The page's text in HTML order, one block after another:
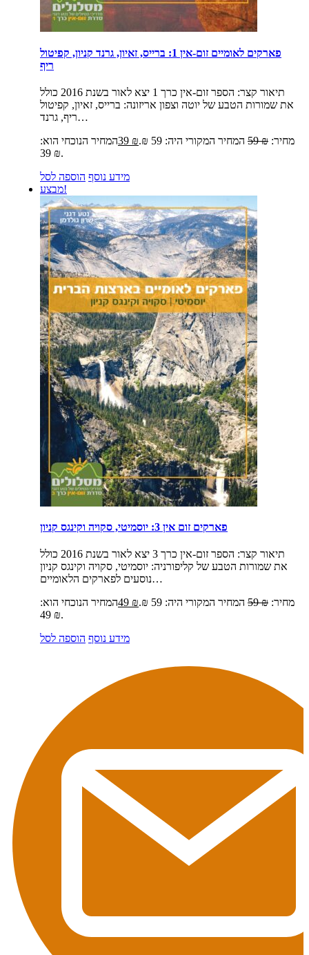
פארקים לאומיים זום-אין 1: ברייס, זאיון, גרנד קניון, קפיטול
ריף
תיאור קצר:
הספר זום-אין כרך 1 יצא לאור בשנת 2016 כולל
את שמורות הטבע של יוטה וצפון אריזונה: ברייס, זאיון, קפיטול
ריף, גרנד…
מחיר:
59₪ המחיר המקורי היה: 59 ₪. 39 ₪
המחיר הנוכחי הוא:
39 ₪.
מידע נוסף הוספה לסל
מבצע!
פארקים זום אין 3: יוסמיטי, סקויה וקינגס קניון
תיאור קצר:
הספר זום-אין כרך 3 יצא לאור בשנת 2016 כולל
את שמורות הטבע של קליפורניה: יוסמיטי, סקויה וקינגס קניון
נוסעים לפארקים הלאומיים…
מחיר:
59₪ המחיר המקורי היה: 59 ₪. 49 ₪
המחיר הנוכחי הוא:
49 ₪.
מידע נוסף הוספה לסל